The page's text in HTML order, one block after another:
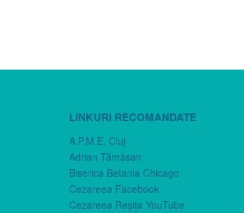
LINKURI RECOMANDATE
A.P.M.E. Cluj
Adrian Tămăşan
Biserica Betania Chicago
Cezareea Facebook
Cezareea Reşiţa YouTube